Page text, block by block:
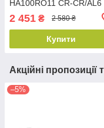
HA100RO11 CR-CR/AL6
2 451 ₴ 2 580 ₴
Купити
Акційні пропозиції
–5%